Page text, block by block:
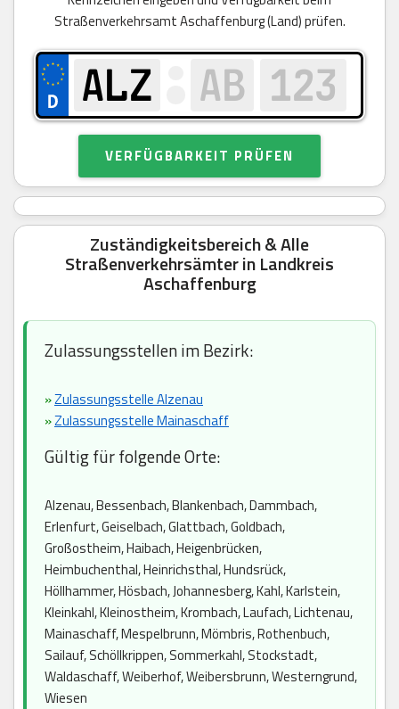
Straßenverkehrsamt Aschaffenburg (Land) prüfen.
VERFÜGBARKEIT PRÜFEN
Zuständigkeitsbereich & Alle
Straßenverkehrsämter in Landkreis
Aschaffenburg
Zulassungsstellen im Bezirk:
»Zulassungsstelle Alzenau
»Zulassungsstelle Mainaschaff
Gültig für folgende Orte:
Alzenau, Bessenbach, Blankenbach, Dammbach,
Erlenfurt, Geiselbach, Glattbach, Goldbach,
Großostheim, Haibach, Heigenbrücken,
Heimbuchenthal, Heinrichsthal, Hundsrück,
Höllhammer, Hösbach, Johannesberg, Kahl, Karlstein,
Kleinkahl, Kleinostheim, Krombach, Laufach, Lichtenau,
Mainaschaff, Mespelbrunn, Mömbris, Rothenbuch,
Sailauf, Schöllkrippen, Sommerkahl, Stockstadt,
Waldaschaff, Weiberhof, Weibersbrunn, Westerngrund,
Wiesen